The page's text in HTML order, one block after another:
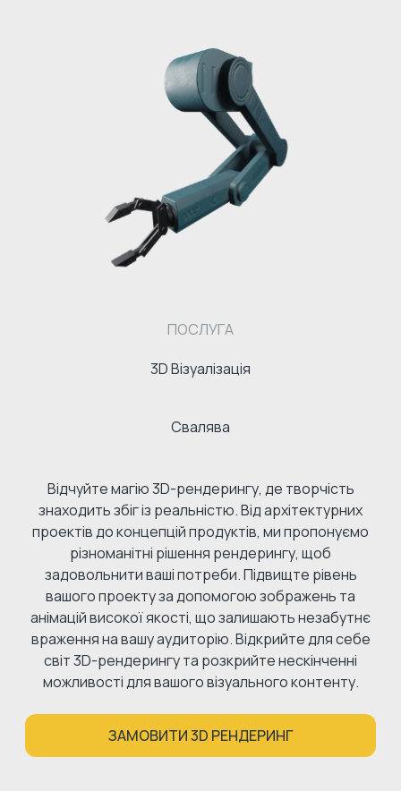
ПОСЛУГА
3D Візуалізація
Свалява
Відчуйте магію 3D-рендерингу, де творчість
знаходить збіг із реальністю. Від архітектурних
проектів до концепцій продуктів, ми пропонуємо
різноманітні рішення рендерингу, щоб
задовольнити ваші потреби. Підвищте рівень
вашого проекту за допомогою зображень та
анімацій високої якості, що залишають незабутнє
враження на вашу аудиторію. Відкрийте для себе
світ 3D-рендерингу та розкрийте нескінченні
можливості для вашого візуального контенту.
ЗАМОВИТИ 3D РЕНДЕРИНГ